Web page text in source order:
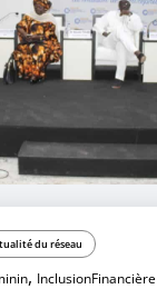
du réseau
, InclusionFinancière